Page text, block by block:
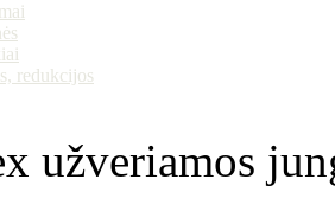
redukcijos
užveriamos